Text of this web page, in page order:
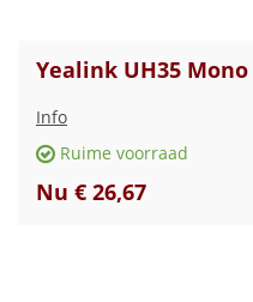
Yealink UH35 Mono
Info
Ruime voorraad
Nu € 26,67